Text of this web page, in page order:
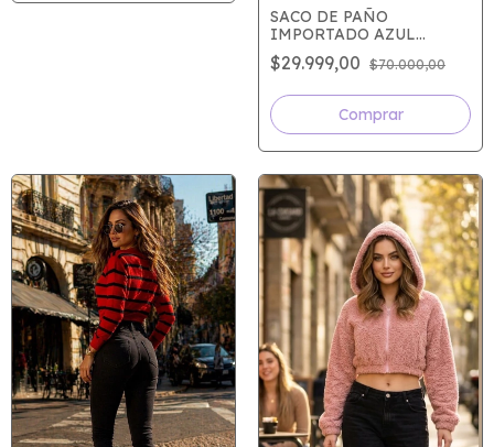
SACO DE PAÑO
IMPORTADO AZUL
FRANCIA
$29.999,00 $70.000,00